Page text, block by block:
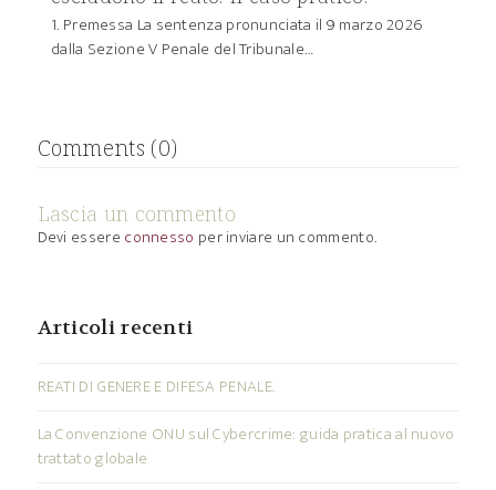
1. Premessa La sentenza pronunciata il 9 marzo 2026
dalla Sezione V Penale del Tribunale…
Comments (0)
Lascia un commento
Devi essere connesso per inviare un commento.
Articoli recenti
REATI DI GENERE E DIFESA PENALE.
La Convenzione ONU sul Cybercrime: guida pratica al nuovo
trattato globale